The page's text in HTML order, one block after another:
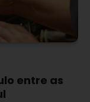
entre as